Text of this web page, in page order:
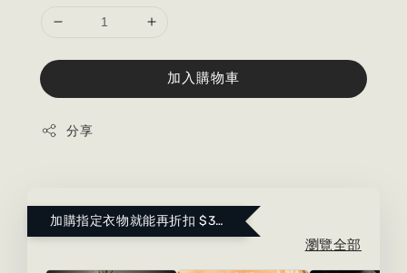
加入購物車
分享
加購指定衣物就能再折扣 $300 ！點這裡看更多～
瀏覽全部